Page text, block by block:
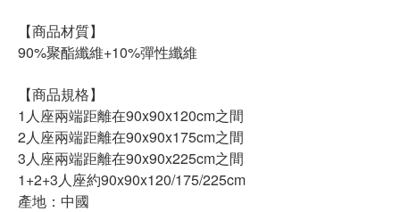
【商品材質】
90%聚酯纖維+10%彈性纖維
【商品規格】
1人座兩端距離在90x90x120cm之間
2人座兩端距離在90x90x175cm之間
3人座兩端距離在90x90x225cm之間
1+2+3人座約90x90x120/175/225cm
產地：中國